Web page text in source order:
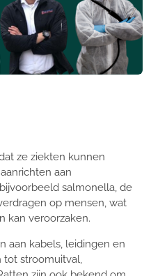
ze ziekten kunnen
aan
salmonella, de
op mensen, wat
kan veroorzaken.
aan kabels, leidingen en
tot stroomuitval,